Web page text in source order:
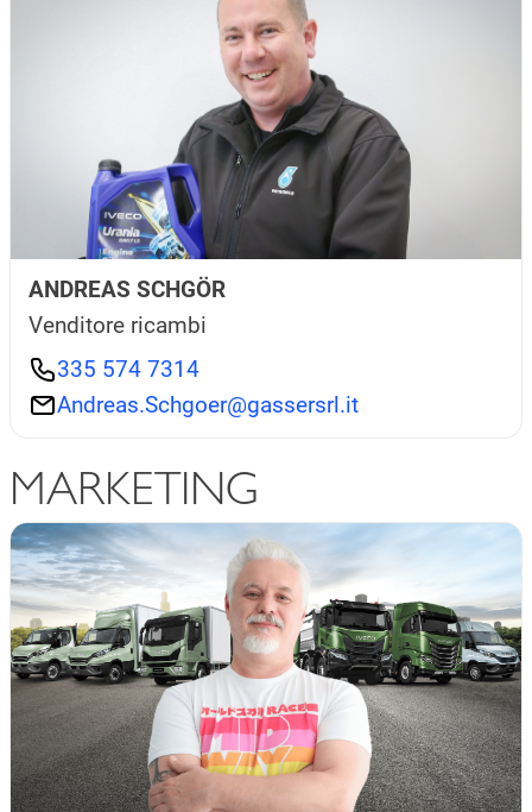
ANDREAS SCHGÖR
Venditore ricambi
335 574 7314
Andreas.Schgoer@gassersrl.it
MARKETING